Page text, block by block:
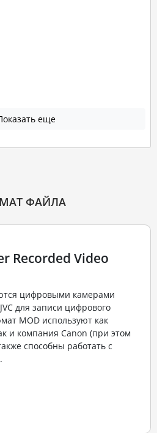
еще
ФАЙЛА
Recorded Video
цифровыми камерами
для записи цифрового
MOD используют как
и компания Canon (при этом
способны работать с